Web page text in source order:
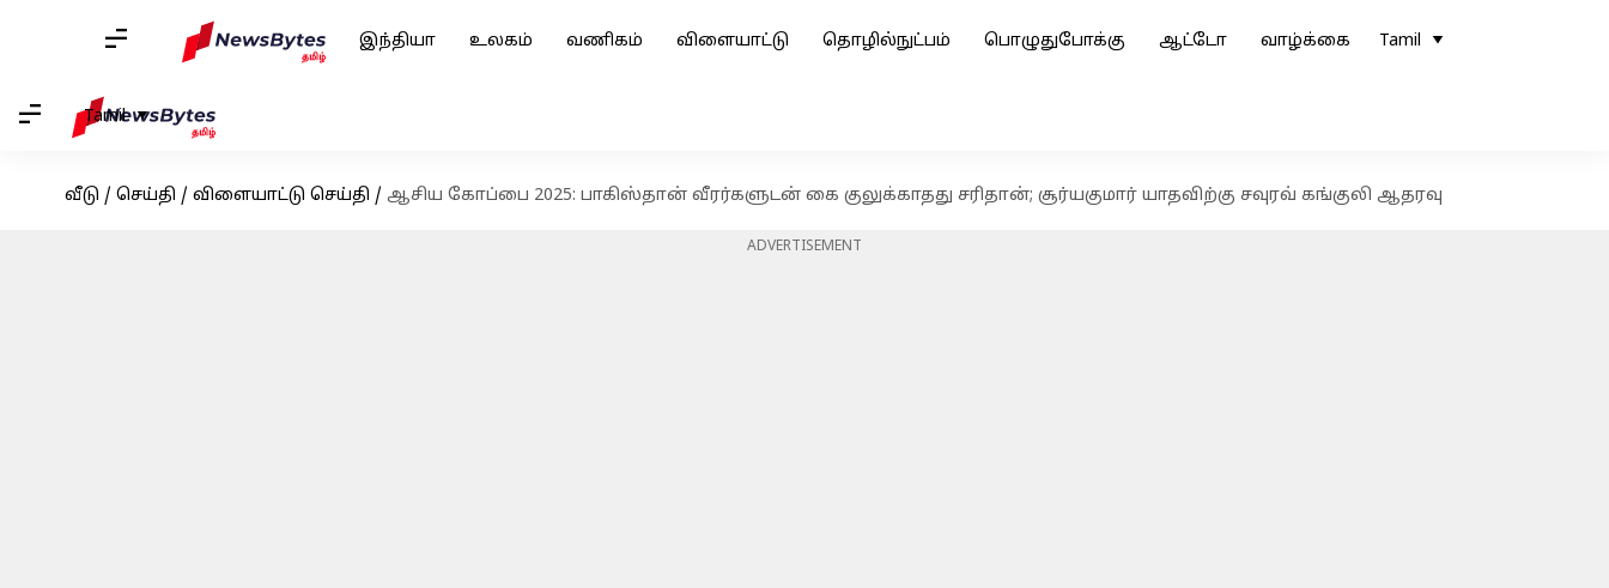
இந்தியா உலகம் வணிகம் விளையாட்டு தொழில்நுட்பம் பொழுதுபோக்கு ஆட்டோ வாழ்க்கை Tamil
Tamil
வீடு / செய்தி / விளையாட்டு செய்தி / ஆசிய கோப்பை 2025: பாகிஸ்தான் வீரர்களுடன் கை குலுக்காதது சரிதான்; சூர்யகுமார் யாதவிற்கு சவுரவ் கங்குலி ஆதரவு
ADVERTISEMENT